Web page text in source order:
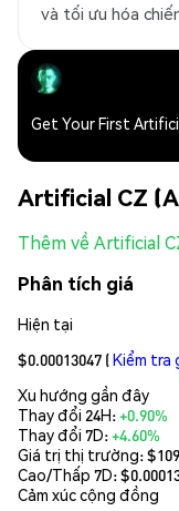
và tối ưu hóa
Get Your First
Artificial CZ
Thêm về Artificial
Phân tích giá
Hiện tại
$0.00013047 (Kiểm tra
Xu hướng gần đây
Thay đổi 24H:+0.90%
Thay đổi 7D:+4.60%
Giá trị thị trường:
Cao/Thấp 7D: $
Cảm xúc cộng đồng